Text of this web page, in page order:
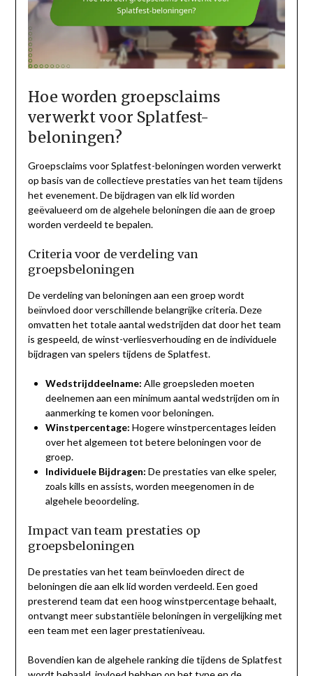
Hoe worden groepsclaims
verwerkt voor Splatfest-
beloningen?
Groepsclaims voor Splatfest-beloningen worden verwerkt
op basis van de collectieve prestaties van het team tijdens
het evenement. De bijdragen van elk lid worden
geëvalueerd om de algehele beloningen die aan de groep
worden verdeeld te bepalen.
Criteria voor de verdeling van
groepsbeloningen
De verdeling van beloningen aan een groep wordt
beïnvloed door verschillende belangrijke criteria. Deze
omvatten het totale aantal wedstrijden dat door het team
is gespeeld, de winst-verliesverhouding en de individuele
bijdragen van spelers tijdens de Splatfest.
Wedstrijddeelname: Alle groepsleden moeten
deelnemen aan een minimum aantal wedstrijden om in
aanmerking te komen voor beloningen.
Winstpercentage: Hogere winstpercentages leiden
over het algemeen tot betere beloningen voor de
groep.
Individuele Bijdragen: De prestaties van elke speler,
zoals kills en assists, worden meegenomen in de
algehele beoordeling.
Impact van team prestaties op
groepsbeloningen
De prestaties van het team beïnvloeden direct de
beloningen die aan elk lid worden verdeeld. Een goed
presterend team dat een hoog winstpercentage behaalt,
ontvangt meer substantiële beloningen in vergelijking met
een team met een lager prestatieniveau.
Bovendien kan de algehele ranking die tijdens de Splatfest